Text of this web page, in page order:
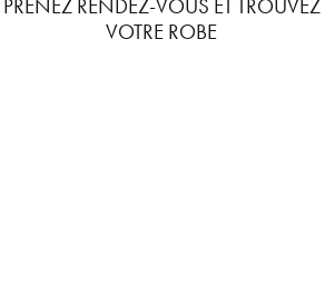
PRENEZ RENDEZ-VOUS ET TROUVEZ
VOTRE ROBE